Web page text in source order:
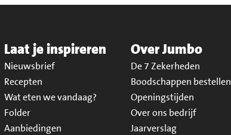
Laat je inspireren
Nieuwsbrief
Recepten
Wat eten we vandaag?
Folder
Aanbiedingen
Over Jumbo
De 7 Zekerheden
Boodschappen bestellen
Openingstijden
Over ons bedrijf
Jaarverslag